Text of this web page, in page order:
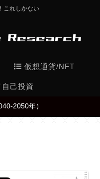
これしかない
仮想通貨/NFT
己投資
2050年）